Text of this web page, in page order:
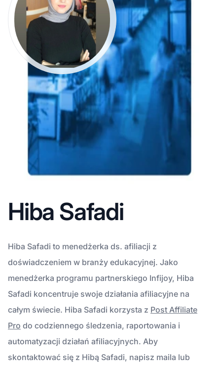
Hiba Safadi
Hiba Safadi to menedżerka ds. afiliacji z
doświadczeniem w branży edukacyjnej. Jako
menedżerka programu partnerskiego Infijoy, Hiba
Safadi koncentruje swoje działania afiliacyjne na
całym świecie. Hiba Safadi korzysta z Post Affiliate
Pro do codziennego śledzenia, raportowania i
automatyzacji działań afiliacyjnych. Aby
skontaktować się z Hibą Safadi, napisz maila lub